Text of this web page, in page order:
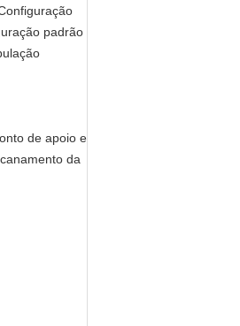
padrão
de apoio e
da